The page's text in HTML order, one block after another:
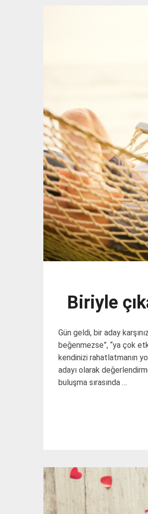
Biriyle
Gün geldi, bir aday
beğenmezse”, “ya çok
kendinizi rahatlatmanın
adayı olarak
buluşma sırasında …